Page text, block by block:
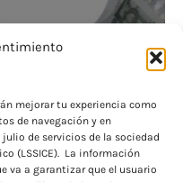
mejorar tu experiencia como
de navegación y en
de servicios de la sociedad
(LSSICE). La información
va a garantizar que el usuario
si debes pagar